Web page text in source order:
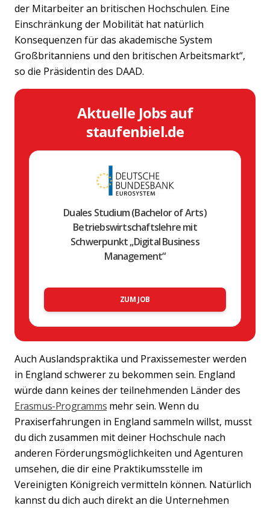
der Mitarbeiter an britischen Hochschulen. Eine
Einschränkung der Mobilität hat natürlich
Konsequenzen für das akademische System
Großbritanniens und den britischen Arbeitsmarkt“,
so die Präsidentin des DAAD.
Aktuelle Jobs auf
staufenbiel.de
Duales Studium (Bachelor of Arts)
Betriebswirtschaftslehre mit
Schwerpunkt „Digital Business
Management“
ZUM JOB
Auch Auslandspraktika und Praxissemester werden
in England schwerer zu bekommen sein. England
würde dann keines der teilnehmenden Länder des
Erasmus-Programms mehr sein. Wenn du
Praxiserfahrungen in England sammeln willst, musst
du dich zusammen mit deiner Hochschule nach
anderen Förderungsmöglichkeiten und Agenturen
umsehen, die dir eine Praktikumsstelle im
Vereinigten Königreich vermitteln können. Natürlich
kannst du dich auch direkt an die Unternehmen